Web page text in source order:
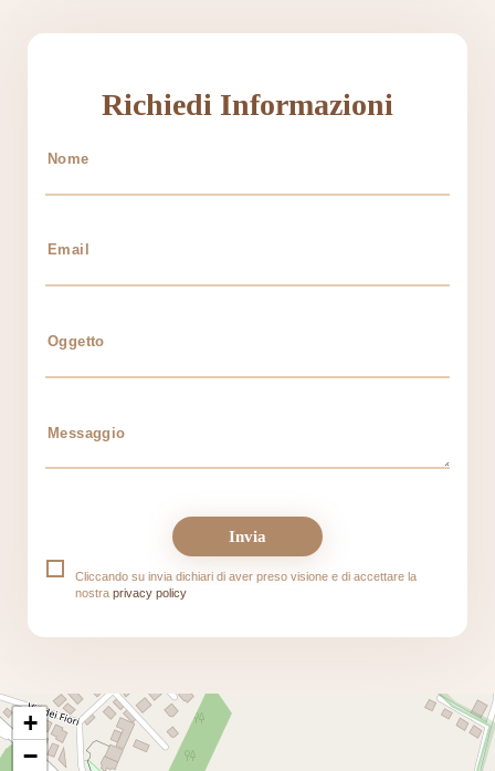
Richiedi Informazioni
Cliccando su invia dichiari di aver preso visione e di accettare la
nostraprivacy policy
+
−